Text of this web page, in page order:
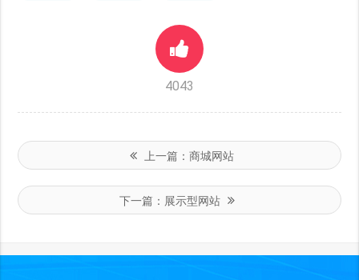
4043
上一篇： 商城网站
下一篇： 展示型网站